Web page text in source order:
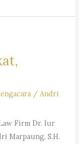
/Andri
Firm Dr. Iur
Marpaung, S.H.